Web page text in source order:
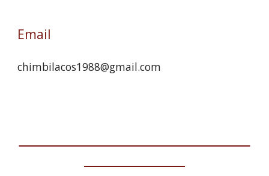
Email
chimbilacos1988@gmail.com